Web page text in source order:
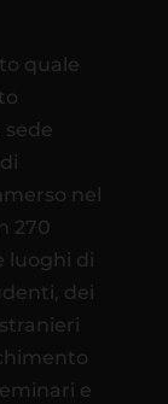
quale
sede
nel
270
luoghi di
dei
e